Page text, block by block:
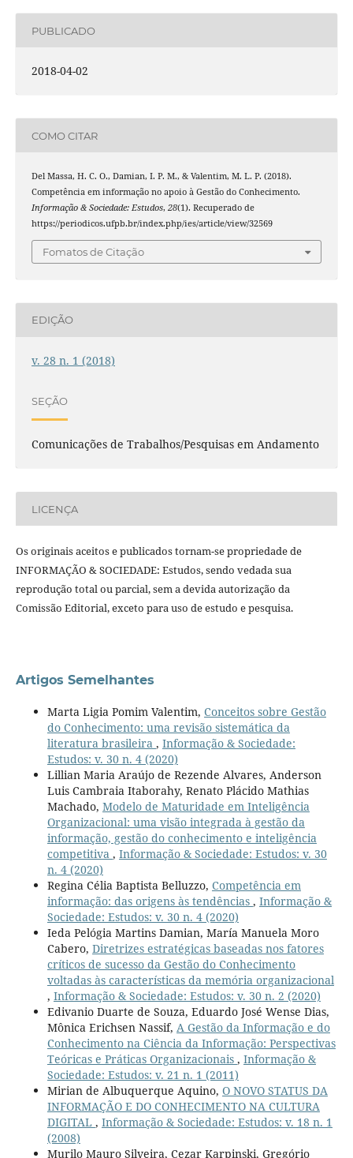
PUBLICADO
2018-04-02
COMO CITAR
Del Massa, H. C. O., Damian, I. P. M., & Valentim, M. L. P. (2018).
Competência em informação no apoio à Gestão do Conhecimento.
Informação & Sociedade: Estudos, 28(1). Recuperado de
https://periodicos.ufpb.br/index.php/ies/article/view/32569
Fomatos de Citação
EDIÇÃO
v. 28 n. 1 (2018)
SEÇÃO
Comunicações de Trabalhos/Pesquisas em Andamento
LICENÇA
Os originais aceitos e publicados tornam-se propriedade de
INFORMAÇÃO & SOCIEDADE: Estudos, sendo vedada sua
reprodução total ou parcial, sem a devida autorização da
Comissão Editorial, exceto para uso de estudo e pesquisa.
Artigos Semelhantes
Marta Ligia Pomim Valentim, Conceitos sobre Gestão
do Conhecimento: uma revisão sistemática da
literatura brasileira , Informação & Sociedade:
Estudos: v. 30 n. 4 (2020)
Lillian Maria Araújo de Rezende Alvares, Anderson
Luis Cambraia Itaborahy, Renato Plácido Mathias
Machado, Modelo de Maturidade em Inteligência
Organizacional: uma visão integrada à gestão da
informação, gestão do conhecimento e inteligência
competitiva , Informação & Sociedade: Estudos: v. 30
n. 4 (2020)
Regina Célia Baptista Belluzzo, Competência em
informação: das origens às tendências , Informação &
Sociedade: Estudos: v. 30 n. 4 (2020)
Ieda Pelógia Martins Damian, María Manuela Moro
Cabero, Diretrizes estratégicas baseadas nos fatores
críticos de sucesso da Gestão do Conhecimento
voltadas às características da memória organizacional
, Informação & Sociedade: Estudos: v. 30 n. 2 (2020)
Edivanio Duarte de Souza, Eduardo José Wense Dias,
Mônica Erichsen Nassif, A Gestão da Informação e do
Conhecimento na Ciência da Informação: Perspectivas
Teóricas e Práticas Organizacionais , Informação &
Sociedade: Estudos: v. 21 n. 1 (2011)
Mirian de Albuquerque Aquino, O NOVO STATUS DA
INFORMAÇÃO E DO CONHECIMENTO NA CULTURA
DIGITAL , Informação & Sociedade: Estudos: v. 18 n. 1
(2008)
Murilo Mauro Silveira, Cezar Karpinski, Gregório